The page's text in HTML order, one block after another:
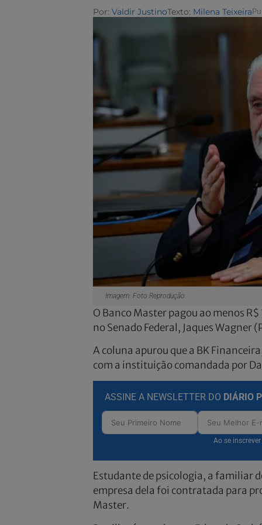
Por: Valdir JustinoTexto: Milena Teixeira
Imagem: Foto Reprodução
O Banco Master pagou ao menos
no Senado Federal, Jaques Wagner
A coluna apurou que a BK
com a instituição comandada por
ASSINE A NEWSLETTER DO DIÁRIO
Ao se
Estudante de psicologia, a familiar
empresa dela foi contratada para
Master.